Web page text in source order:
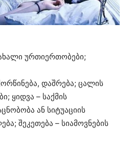
ურთიერთობები;
დაშრება; ცალის
ყიდვა – საქმის
ან სიტუაციის
შეკეთება – სიამოვნების